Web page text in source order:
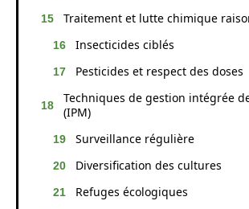
Traitement et lutte chimique
Insecticides ciblés
Pesticides et respect des doses
Techniques de gestion intégrée
(IPM)
Surveillance régulière
Diversification des cultures
Refuges écologiques